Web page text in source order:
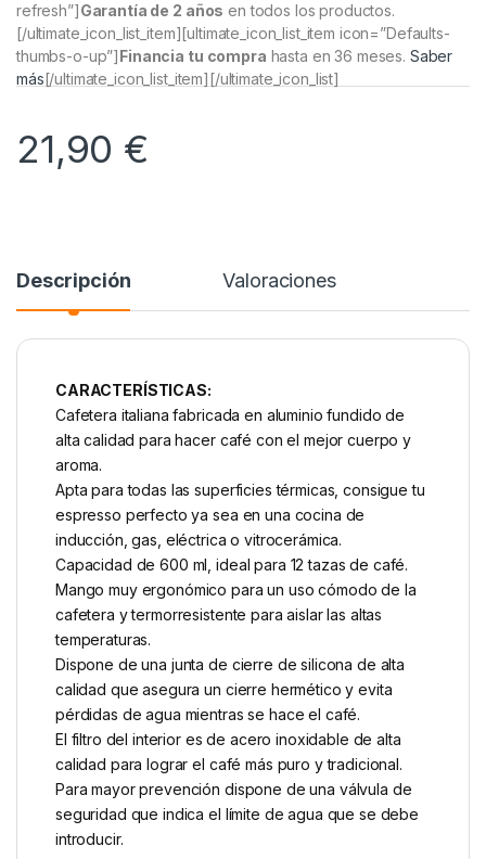
refresh”]Garantía de 2 años en todos los productos.
[/ultimate_icon_list_item][ultimate_icon_list_item icon=”Defaults-
thumbs-o-up”]Financia tu compra hasta en 36 meses. Saber
más[/ultimate_icon_list_item][/ultimate_icon_list]
21,90 €
Descripción Valoraciones
CARACTERÍSTICAS:
Cafetera italiana fabricada en aluminio fundido de
alta calidad para hacer café con el mejor cuerpo y
aroma.
Apta para todas las superficies térmicas, consigue tu
espresso perfecto ya sea en una cocina de
inducción, gas, eléctrica o vitrocerámica.
Capacidad de 600 ml, ideal para 12 tazas de café.
Mango muy ergonómico para un uso cómodo de la
cafetera y termorresistente para aislar las altas
temperaturas.
Dispone de una junta de cierre de silicona de alta
calidad que asegura un cierre hermético y evita
pérdidas de agua mientras se hace el café.
El filtro del interior es de acero inoxidable de alta
calidad para lograr el café más puro y tradicional.
Para mayor prevención dispone de una válvula de
seguridad que indica el límite de agua que se debe
introducir.